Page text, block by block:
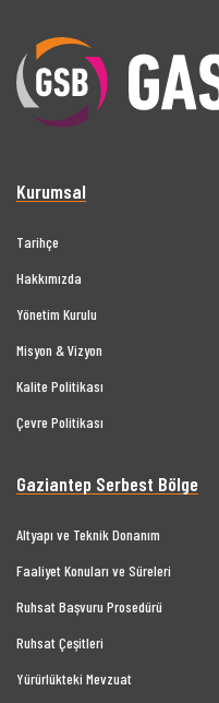
Kurumsal
Tarihçe
Hakkımızda
Yönetim Kurulu
Misyon & Vizyon
Kalite Politikası
Çevre Politikası
Gaziantep Serbest Bölge
Altyapı ve Teknik Donanım
Faaliyet Konuları ve Süreleri
Ruhsat Başvuru Prosedürü
Ruhsat Çeşitleri
Yürürlükteki Mevzuat